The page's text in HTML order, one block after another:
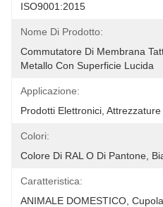
ISO9001:2015
Nome Di Prodotto:
Commutatore Di Membrana
Metallo Con Superficie Lucida
Applicazione:
Prodotti Elettronici,
Colori:
Colore Di RAL O Di Pantone,
Caratteristica:
ANIMALE DOMESTICO,